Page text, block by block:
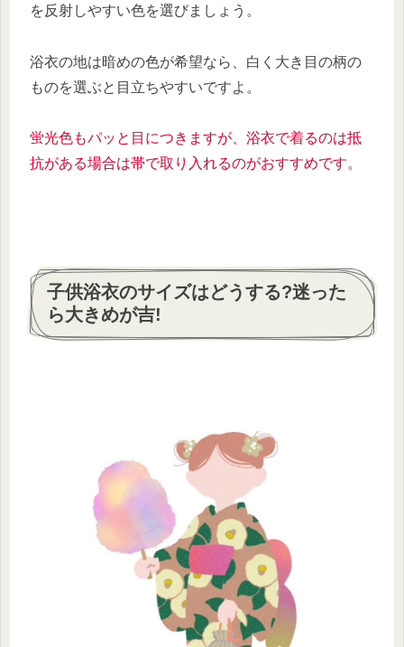
を反射しやすい色を選びましょう。
浴衣の地は暗めの色が希望なら、白く大き目の柄の
ものを選ぶと目立ちやすいですよ。
蛍光色もパッと目につきますが、浴衣で着るのは抵
抗がある場合は帯で取り入れるのがおすすめです。
子供浴衣のサイズはどうする?迷った
ら大きめが吉!